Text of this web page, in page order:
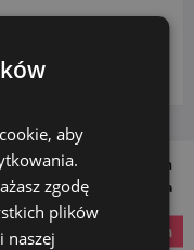
Follow us on
Social Media
instagram
aby
zgodę
plików
naszej